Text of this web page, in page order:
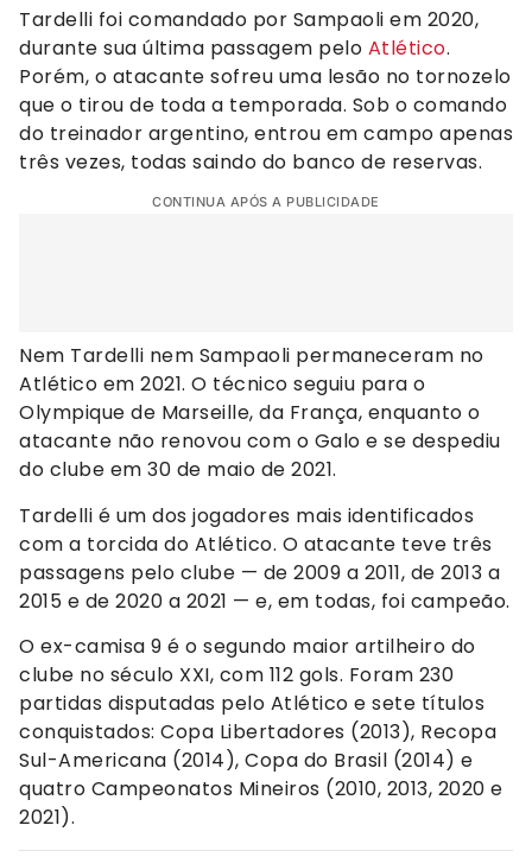
Tardelli foi comandado por Sampaoli em 2020,
durante sua última passagem pelo Atlético.
Porém, o atacante sofreu uma lesão no tornozelo
que o tirou de toda a temporada. Sob o comando
do treinador argentino, entrou em campo apenas
três vezes, todas saindo do banco de reservas.
CONTINUA APÓS A PUBLICIDADE
Nem Tardelli nem Sampaoli permaneceram no
Atlético em 2021. O técnico seguiu para o
Olympique de Marseille, da França, enquanto o
atacante não renovou com o Galo e se despediu
do clube em 30 de maio de 2021.
Tardelli é um dos jogadores mais identificados
com a torcida do Atlético. O atacante teve três
passagens pelo clube — de 2009 a 2011, de 2013 a
2015 e de 2020 a 2021 — e, em todas, foi campeão.
O ex-camisa 9 é o segundo maior artilheiro do
clube no século XXI, com 112 gols. Foram 230
partidas disputadas pelo Atlético e sete títulos
conquistados: Copa Libertadores (2013), Recopa
Sul-Americana (2014), Copa do Brasil (2014) e
quatro Campeonatos Mineiros (2010, 2013, 2020 e
2021).